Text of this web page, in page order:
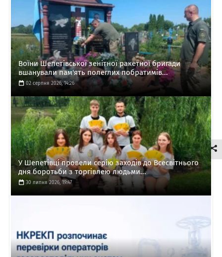
Воїни Шепетівської зенітної ракетної бригади
вшанували пам'ять полеглих побратимів...
02 серпня 2026, 14:26
У Шепетівці провели серію заходів до Всесвітнього
дня боротьби з торгівлею людьми...
30 липня 2026, 19:47